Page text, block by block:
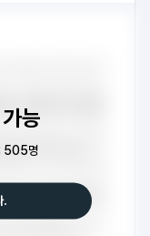
능
505명
.